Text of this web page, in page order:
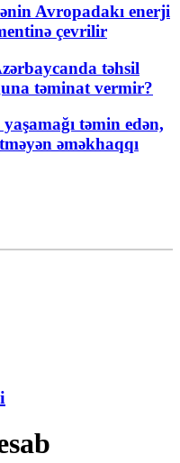
Avropadakı enerji
çevrilir
təhsil
təminat vermir?
təmin edən,
əməkhaqqı